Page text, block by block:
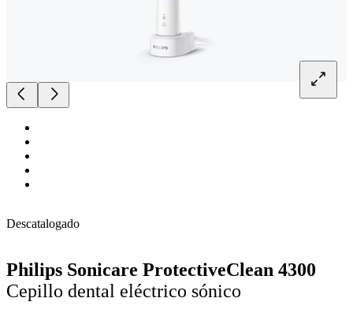
Descatalogado
Philips Sonicare ProtectiveClean 4300
Cepillo dental eléctrico sónico